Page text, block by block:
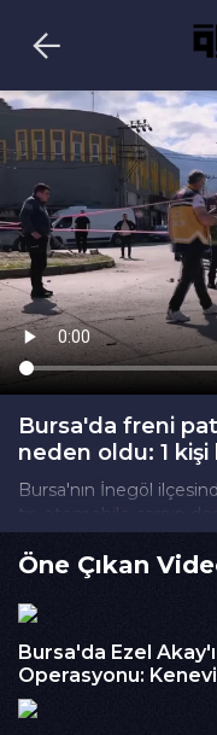
Bursa'da freni
neden oldu: 1 kişi
Bursa'nın İnegöl
tır, otomobile çarpıp
hayatını kaybetti.
İzlenme : 341
Kategori :
Embed Kodu :
Öne Çıkan
Bursa'da Ezel
Operasyonu: